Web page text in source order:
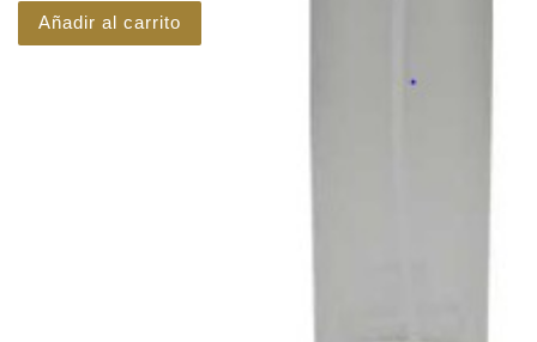
Añadir al carrito